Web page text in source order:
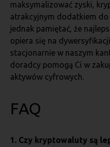
maksymalizować zyski,
atrakcyjnym dodatkiem
jednak pamiętać, że
opiera się na
stacjonarnie w naszym
doradcy pomogą Ci w
aktywów cyfrowych.
FAQ
1. Czy kryptowaluty są